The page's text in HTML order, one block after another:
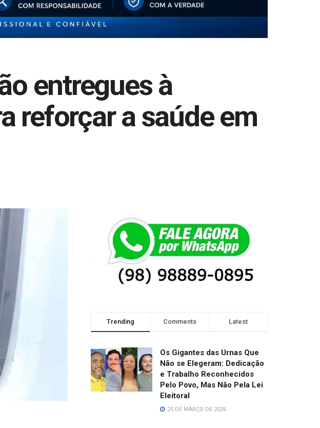
entregues à
reforçar a saúde em
Trending Comments Latest
Os Gigantes das Urnas Que
Não se Elegeram: Dedicação
e Trabalho Reconhecidos
Pelo Povo, Mas Não Pela Lei
Eleitoral
25 DE MARÇO DE 2026